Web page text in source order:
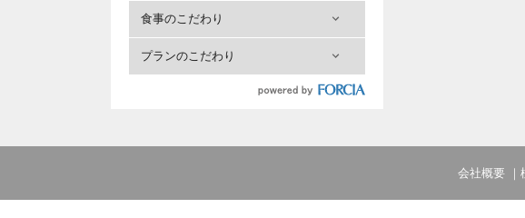
食事のこだわり
プランのこだわり
会社概要